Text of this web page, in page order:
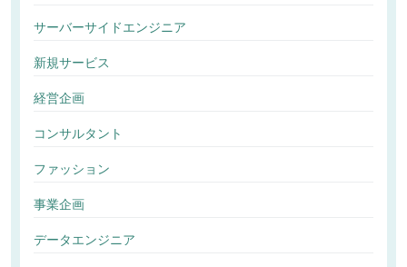
サーバーサイドエンジニア
新規サービス
経営企画
コンサルタント
ファッション
事業企画
データエンジニア